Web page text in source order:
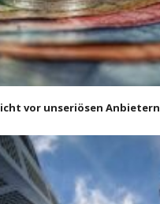
vor unseriösen Anbietern